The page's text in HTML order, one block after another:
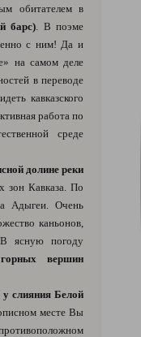
обитателем в
барс). В поэме
с ним! Да и
на самом деле
в переводе
кавказского
работа по
среде
долине реки
зон Кавказа. По
Адыгеи. Очень
каньонов,
В ясную погоду
вершин
слияния Белой
месте Вы